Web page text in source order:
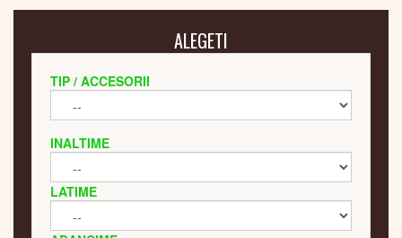
ALEGETI
TIP / ACCESORII
INALTIME
LATIME